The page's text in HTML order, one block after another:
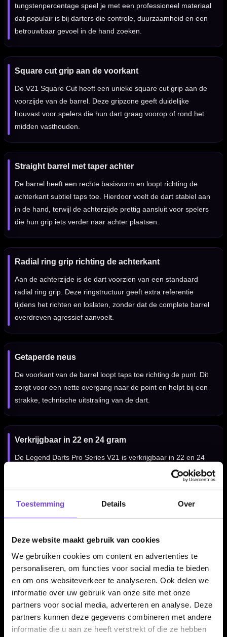
Toestemming Details Over
Deze website maakt gebruik van cookies
We gebruiken cookies om content en advertenties te
personaliseren, om functies voor social media te bieden
en om ons websiteverkeer te analyseren. Ook delen we
informatie over uw gebruik van onze site met onze
partners voor social media, adverteren en analyse. Deze
partners kunnen deze gegevens combineren met andere
informatie die u aan ze heeft verstrekt of die ze hebben
tungstenpercentage speel je met een professioneel materiaal
dat populair is bij darters die controle, duurzaamheid en een
betrouwbaar gevoel in de hand zoeken.
Square cut grip aan de voorkant
De V21 Square Cut heeft een unieke square cut grip aan de
voorzijde van de barrel. Deze gripzone geeft duidelijke
houvast voor spelers die hun dart graag voorop of rond het
midden vasthouden.
Straight barrel met taper achter
De barrel heeft een rechte basisvorm en loopt richting de
achterkant subtiel taps toe. Hierdoor voelt de dart stabiel aan
in de hand, terwijl de achterzijde prettig aansluit voor spelers
die hun grip iets verder naar achter plaatsen.
Radial ring grip richting de achterkant
Aan de achterzijde is de dart voorzien van een standaard
radial ring grip. Deze ringstructuur geeft extra referentie
tijdens het richten en loslaten, zonder dat de complete barrel
overdreven agressief aanvoelt.
Getaperde neus
De voorkant van de barrel loopt taps toe richting de punt. Dit
zorgt voor een nette overgang naar de point en helpt bij een
strakke, technische uitstraling van de dart.
Verkrijgbaar in 22 en 24 gram
De Legend Darts Pro Series V21 is verkrijgbaar in 22 en 24
gram. Daardoor kun je kiezen tussen een populaire allround
uitvoering en een iets zwaardere variant, afhankelijk van je
Voor spelers die frontgrip zoeken
De Legend Darts Pro Series V21 Square Cut is vooral geschikt
voor darters die een 90% tungsten dart zoeken met duidelijke
grip aan de voorkant, een straight barrelvorm en een
gecontroleerd gevoel tijdens het gooien.
Professionele steeltip dartpijlen